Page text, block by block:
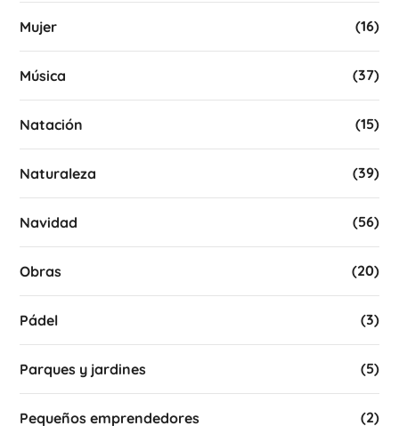
Mujer (16)
Música (37)
Natación (15)
Naturaleza (39)
Navidad (56)
Obras (20)
Pádel (3)
Parques y jardines (5)
Pequeños emprendedores (2)